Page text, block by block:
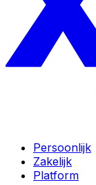
Persoonlijk
Zakelijk
Platform